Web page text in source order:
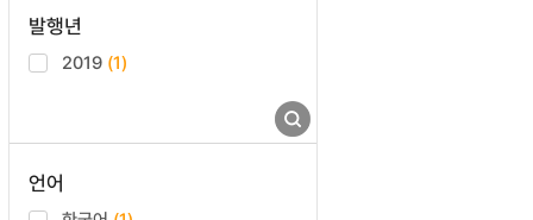
발행년
2019 (1)
언어